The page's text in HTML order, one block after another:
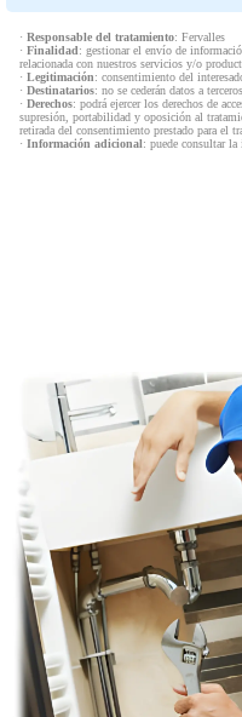
· Responsable del tratamiento: Fervalles
· Finalidad: gestionar el envío de
relacionada con nuestros servicios y/o
· Legitimación: consentimiento del
· Destinatarios: no se cederán datos a
· Derechos: podrá ejercer los derechos de
supresión, portabilidad y oposición al
retirada del consentimiento prestado para el
· Información adicional: puede consultar